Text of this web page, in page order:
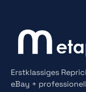
Erstklassiges
eBay +